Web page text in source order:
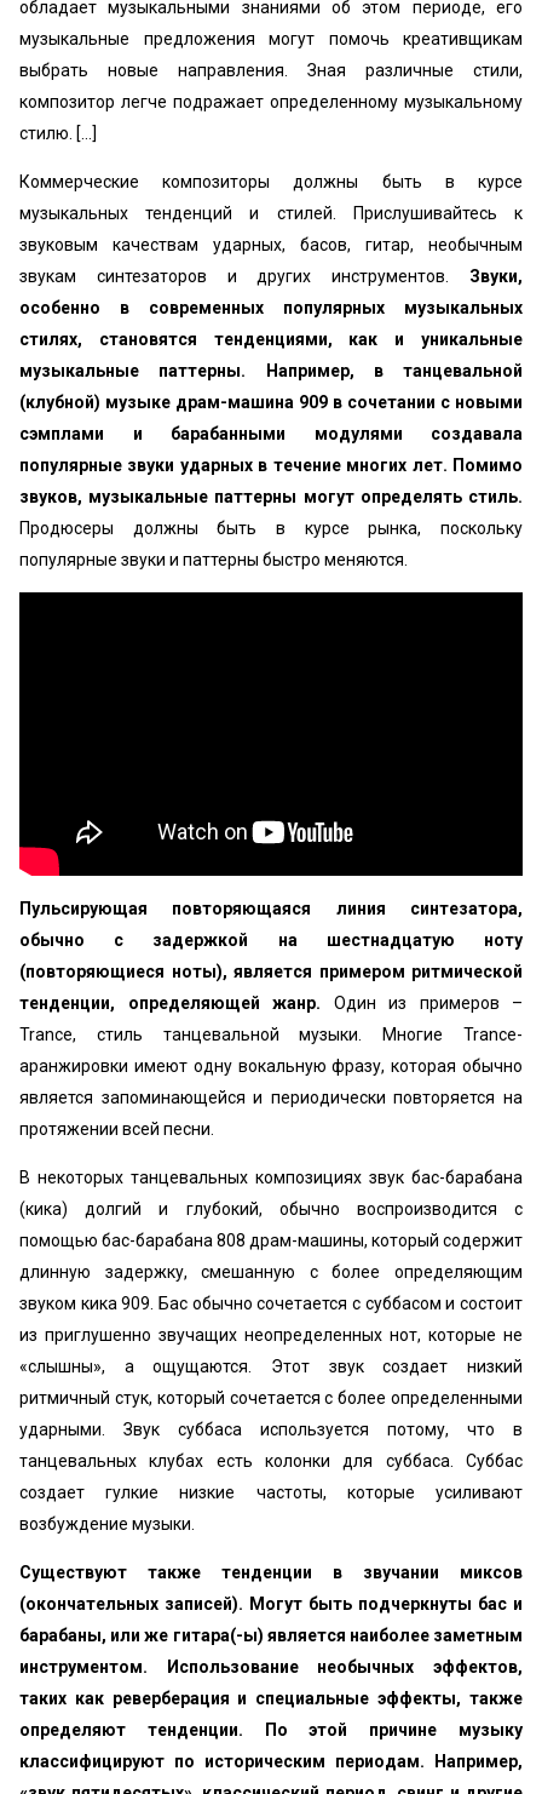
обладает музыкальными знаниями об этом периоде, его
музыкальные предложения могут помочь креативщикам
выбрать новые направления. Зная различные стили,
композитор легче подражает определенному музыкальному
стилю. [...]
Коммерческие композиторы должны быть в курсе
музыкальных тенденций и стилей. Прислушивайтесь к
звуковым качествам ударных, басов, гитар, необычным
звукам синтезаторов и других инструментов. Звуки,
особенно в современных популярных музыкальных
стилях, становятся тенденциями, как и уникальные
музыкальные паттерны. Например, в танцевальной
(клубной) музыке драм-машина 909 в сочетании с новыми
сэмплами и барабанными модулями создавала
популярные звуки ударных в течение многих лет. Помимо
звуков, музыкальные паттерны могут определять стиль.
Продюсеры должны быть в курсе рынка, поскольку
популярные звуки и паттерны быстро меняются.
Пульсирующая повторяющаяся линия синтезатора,
обычно с задержкой на шестнадцатую ноту
(повторяющиеся ноты), является примером ритмической
тенденции, определяющей жанр. Один из примеров –
Trance, стиль танцевальной музыки. Многие Trance-
аранжировки имеют одну вокальную фразу, которая обычно
является запоминающейся и периодически повторяется на
протяжении всей песни.
В некоторых танцевальных композициях звук бас-барабана
(кика) долгий и глубокий, обычно воспроизводится с
помощью бас-барабана 808 драм-машины, который содержит
длинную задержку, смешанную с более определяющим
звуком кика 909. Бас обычно сочетается с суббасом и состоит
из приглушенно звучащих неопределенных нот, которые не
«‎слышны», а ощущаются. Этот звук создает низкий
ритмичный стук, который сочетается с более определенными
ударными. Звук суббаса используется потому, что в
танцевальных клубах есть колонки для суббаса. Суббас
создает гулкие низкие частоты, которые усиливают
возбуждение музыки.
Существуют также тенденции в звучании миксов
(окончательных записей). Могут быть подчеркнуты бас и
барабаны, или же гитара(-ы) является наиболее заметным
инструментом. Использование необычных эффектов,
таких как реверберация и специальные эффекты, также
определяют тенденции. По этой причине музыку
классифицируют по историческим периодам. Например,